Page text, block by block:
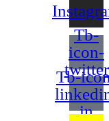
Tb-
icon-
twitter
Tb-
in